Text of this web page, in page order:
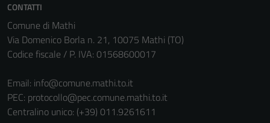
CONTATTI
Comune di Mathi
Via Domenico Borla n. 21, 10075 Mathi (TO)
Codice fiscale / P. IVA: 01568600017
Email: info@comune.mathi.to.it
PEC: protocollo@pec.comune.mathi.to.it
Centralino unico: (+39) 011.9261611